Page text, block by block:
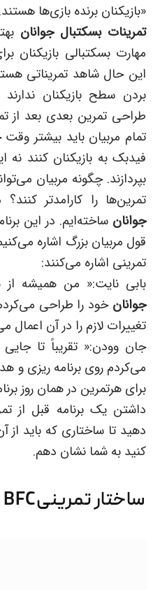
«بازیکنان برنده بازی‌ها
تمرینات بسکتبال جوانان
مهارت بسکتبالی بازیکنان
این حال شاهد تمریناتی
بردن سطح بازیکنان
طراحی تمرین بعدی بعد از
تمام مربیان باید بیشتر
فیدبک به بازیکنان کنند
بپردازند. چگونه مربیان
تمرین‌ها را کارامد‌تر
جوانان ساخته‌ایم. در این
قول مربیان بزرگ اشاره
تمرینی اشاره می‌کنند:
بابی نایت:« من همیشه
جوانان خود را طراحی
تغییرات لازم را در آن اعمال
جان وودن:« تقریباً تا
می‌کردم روی برنامه ریزی
برای هرتمرین در همان روز
داشتن یک برنامه قبل از
دهید تا ساختاری که باید
کنید به شما نشان دهم.
ساختار تمرینیBFC